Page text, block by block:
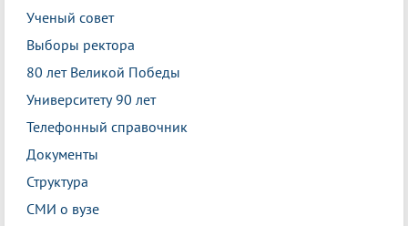
Ученый совет
Выборы ректора
80 лет Великой Победы
Университету 90 лет
Телефонный справочник
Документы
Структура
СМИ о вузе